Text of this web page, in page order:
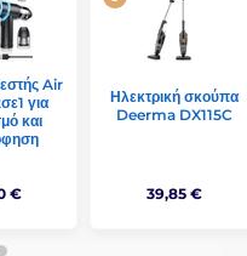
Air
για
και
€
Ηλεκτρική σκούπα
Deerma DX115C
39,85 €